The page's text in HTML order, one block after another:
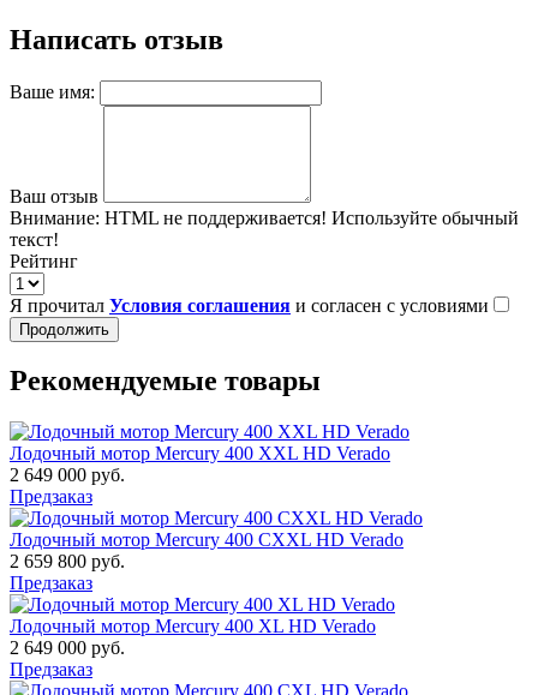
Написать отзыв
Ваше имя:
Ваш отзыв
Внимание: HTML не поддерживается! Используйте обычный
текст!
Рейтинг
Я прочитал Условия соглашения и согласен с условиями
Продолжить
Рекомендуемые товары
Лодочный мотор Mercury 400 XXL HD Verado
2 649 000 руб.
Предзаказ
Лодочный мотор Mercury 400 CXXL HD Verado
2 659 800 руб.
Предзаказ
Лодочный мотор Mercury 400 XL HD Verado
2 649 000 руб.
Предзаказ